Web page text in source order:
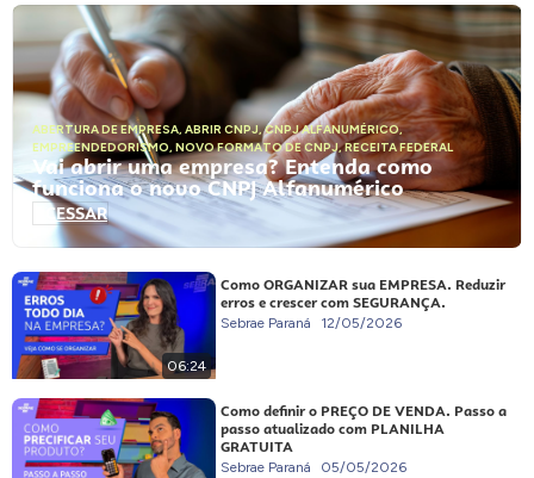
ABERTURA DE EMPRESA, ABRIR CNPJ,CNPJ ALFANUMÉRICO,
EMPREENDEDORISMO, NOVO FORMATO DE CNPJ,RECEITA FEDERAL
Vai abrir uma empresa? Entenda como
funciona o novo CNPJ Alfanumérico
ACESSAR
06:24
Como ORGANIZAR sua EMPRESA. Reduzir
erros e crescer com SEGURANÇA.
Sebrae Paraná 12/05/2026
Como definir o PREÇO DE VENDA. Passo a
passo atualizado com PLANILHA
GRATUITA
Sebrae Paraná 05/05/2026